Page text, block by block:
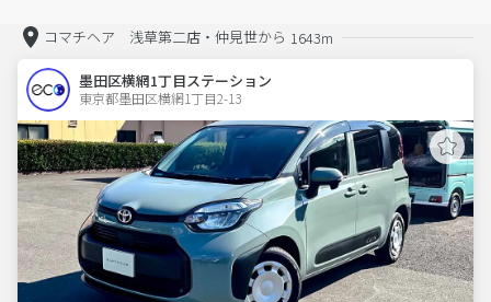
コマチヘア 浅草第二店・仲見世から 1643m
墨田区横網1丁目ステーション
東京都墨田区横網1丁目2-13